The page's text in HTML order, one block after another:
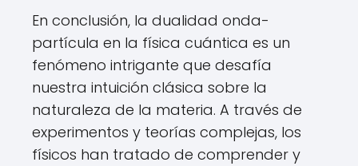
En conclusión, la dualidad onda-
partícula en la física cuántica es un
fenómeno intrigante que desafía
nuestra intuición clásica sobre la
naturaleza de la materia. A través de
experimentos y teorías complejas, los
físicos han tratado de comprender y